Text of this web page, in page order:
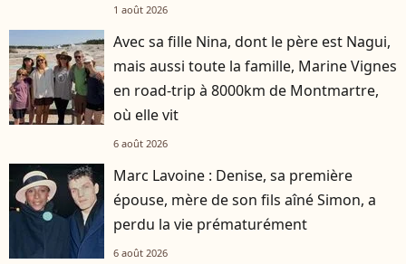
1 août 2026
Avec sa fille Nina, dont le père est Nagui,
mais aussi toute la famille, Marine Vignes
en road-trip à 8000km de Montmartre,
où elle vit
6 août 2026
Marc Lavoine : Denise, sa première
épouse, mère de son fils aîné Simon, a
perdu la vie prématurément
6 août 2026